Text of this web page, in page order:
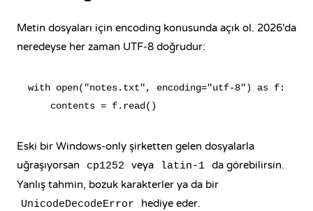
Metin dosyaları için encoding konusunda açık ol. 2026'da
neredeyse her zaman UTF-8 doğrudur:
with open("notes.txt", encoding="utf-8") as f:
Eski bir Windows-only şirketten gelen dosyalarla
uğraşıyorsan
cp1252 veya latin-1 da görebilirsin.
Yanlış tahmin, bozuk karakterler ya da bir
UnicodeDecodeError hediye eder.